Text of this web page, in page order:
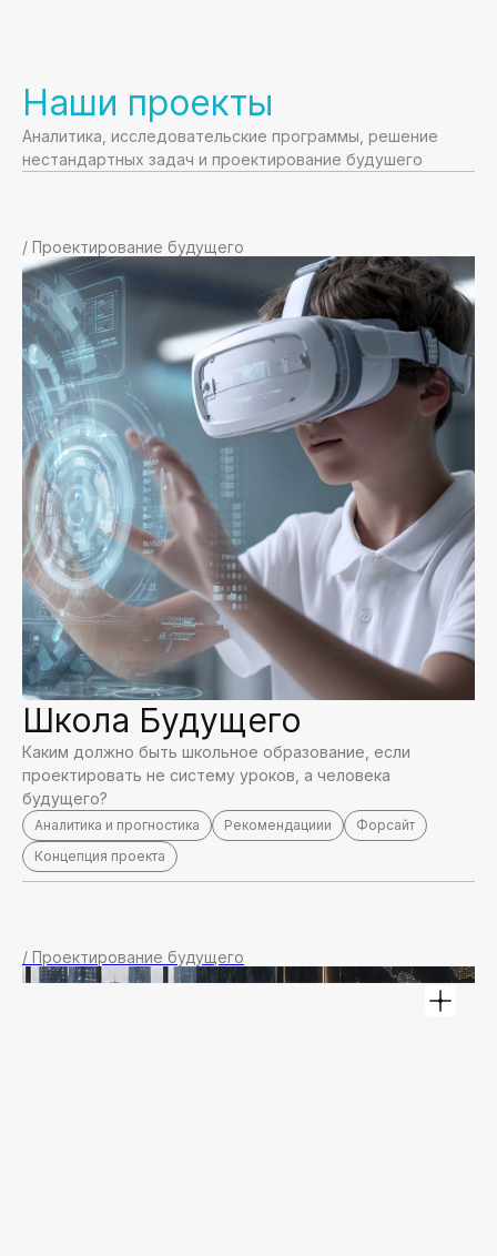
Наши проекты
Аналитика, исследовательские программы, решение
нестандартных задач и проектирование будушего
/ Проектирование будущего
Школа Будущего
Каким должно быть школьное образование, если
проектировать не систему уроков, а человека
будущего?
Аналитика и прогностика Рекомендациии
Форсайт
Концепция проекта
/ Проектирование будущего